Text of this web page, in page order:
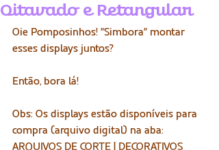
Oitavado e Retangular
Oie Pomposinhos! "Simbora" montar
esses displays juntos?
Então, bora lá!
Obs: Os displays estão disponíveis para
compra (arquivo digital) na aba:
ARQUIVOS DE CORTE | DECORATIVOS